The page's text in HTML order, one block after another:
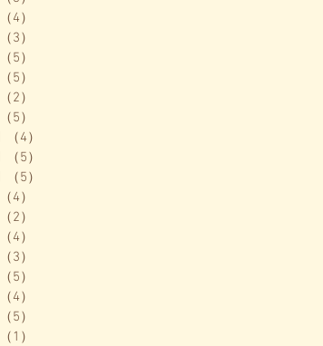
（4）
（3）
（5）
（5）
（2）
（5）
（4）
（5）
（5）
（4）
（2）
（4）
（3）
（5）
（4）
（5）
（1）